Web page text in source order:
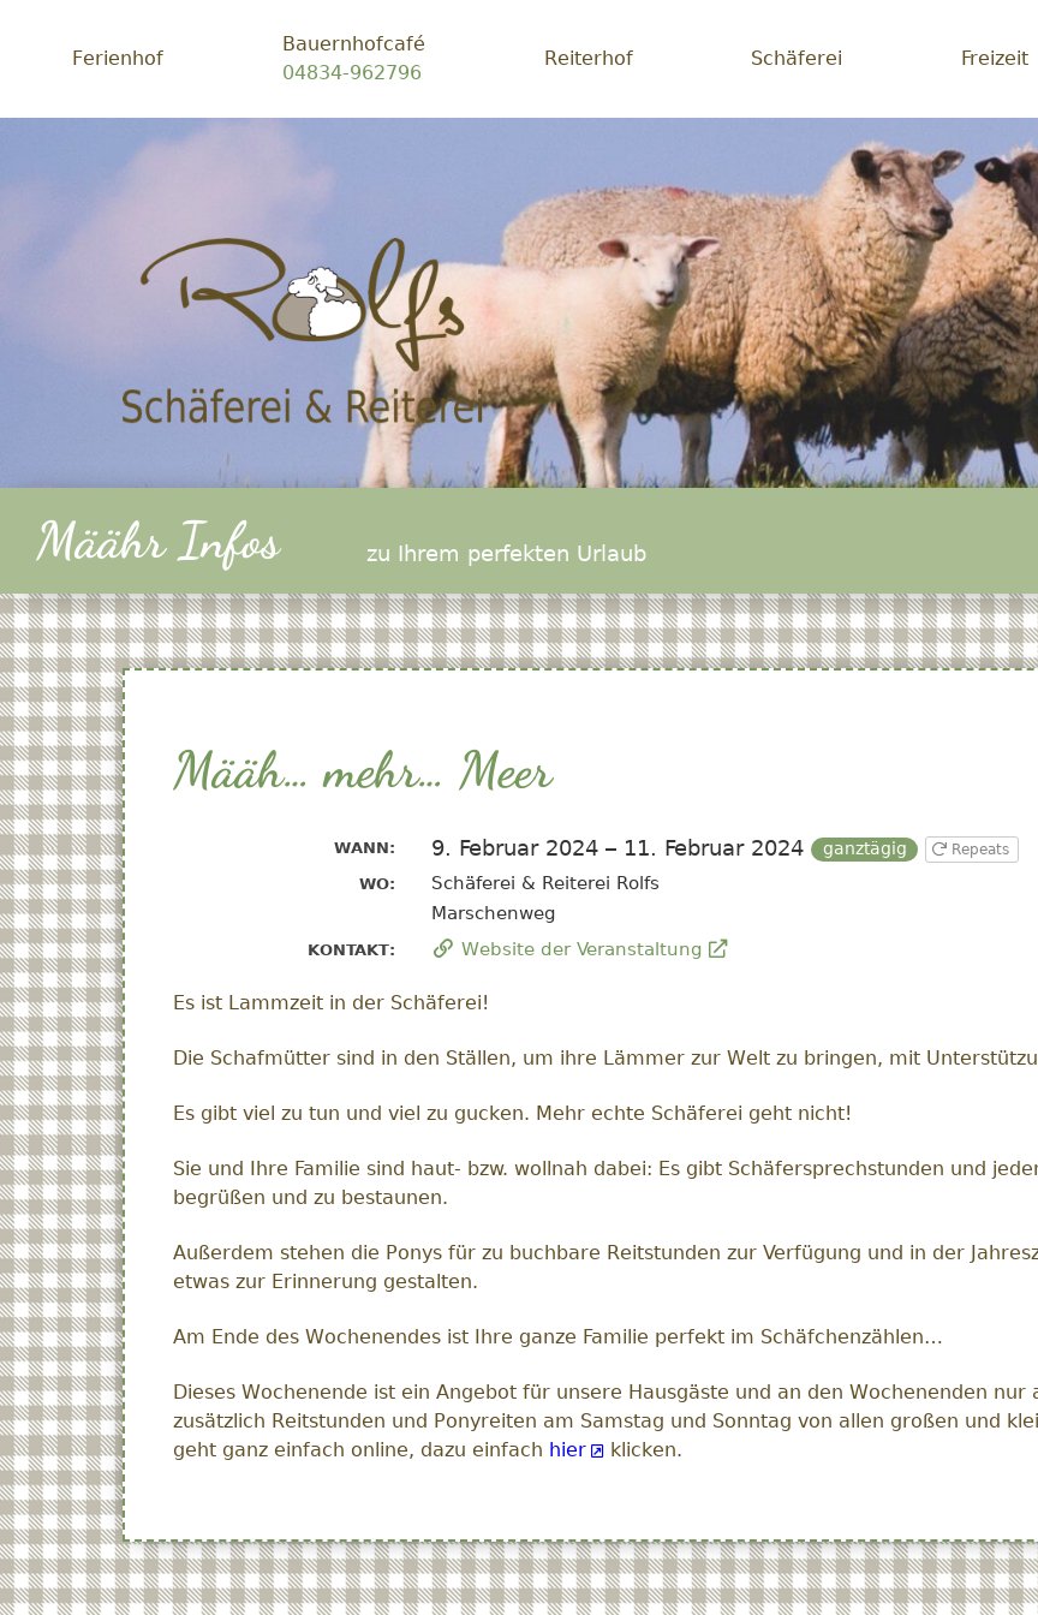
Ferienhof
Bauernhofcafé
04834-962796
Reiterhof Schäferei Freizeit
Schäferei
Rolfs
Ein
zum
glücklichsein
Määhr Infos zu Ihrem perfekten Urlaub
Määh… mehr… Meer
WANN: 9. Februar 2024 – 11. Februar 2024 ganztägig Repeats
WO:
Schäferei & Reiterei Rolfs
Marschenweg
KONTAKT: Website der Veranstaltung
Es ist Lammzeit in der Schäferei!
Die Schafmütter sind in den Ställen, um ihre Lämmer zur Welt zu bringen, mit
Es gibt viel zu tun und viel zu gucken. Mehr echte Schäferei geht nicht!
Sie und Ihre Familie sind haut- bzw. wollnah dabei: Es gibt Schäfersprechstunden und
begrüßen und zu bestaunen.
Außerdem stehen die Ponys für zu buchbare Reitstunden zur Verfügung und in der
etwas zur Erinnerung gestalten.
Am Ende des Wochenendes ist Ihre ganze Familie perfekt im Schäfchenzählen…
Dieses Wochenende ist ein Angebot für unsere Hausgäste und an den Wochenenden nur
zusätzlich Reitstunden und Ponyreiten am Samstag und Sonntag von allen großen und
geht ganz einfach online, dazu einfach hier klicken.